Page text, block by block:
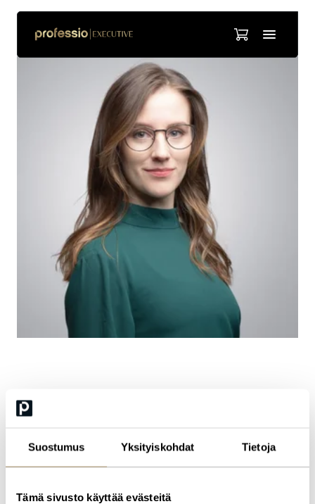
Suostumus Yksityiskohdat Tietoja
Tämä sivusto käyttää evästeitä
Training Area Manager